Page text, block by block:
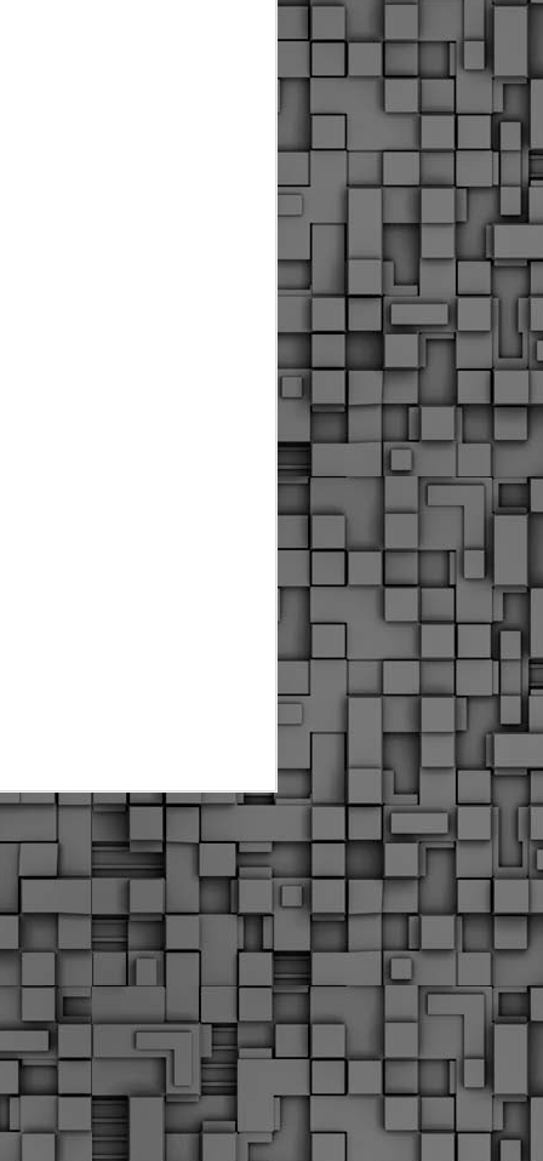
αστυνομικούς, οι οποίοι έχουν
εκπαίδευσή τους και
καθήκοντα.
μετακινήσεις των
χώρα κατά τη διάρκεια
εργασιών από εργολαβικά
συνεργεία και οι οποίες
αφορούσαν εκτέλεση
εργασιών χωρίς νόμιμη
σήμανση και στην απόθεση
υλικών – εργαλείων εκτός του
προβλεπόμενου εργοταξίου.